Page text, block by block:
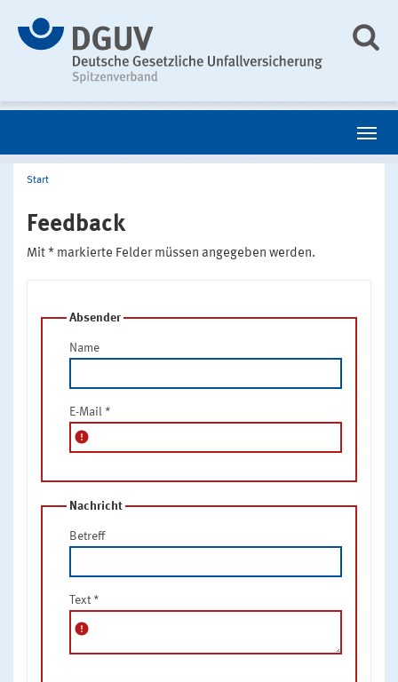
Start
Feedback
Mit * markierte Felder müssen angegeben werden.
Absender
Name
E-Mail *
error
Nachricht
Betreff
Text *
error